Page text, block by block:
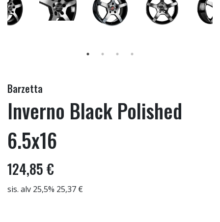
Barzetta
Inverno Black Polished
6.5x16
124,85 €
sis. alv 25,5% 25,37 €